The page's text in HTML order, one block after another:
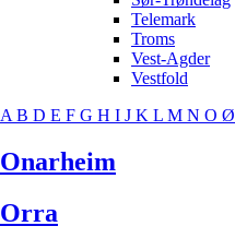
Telemark
Troms
Vest-Agder
Vestfold
AB D E F G H I J K L M N O Ø
Onarheim
Orra